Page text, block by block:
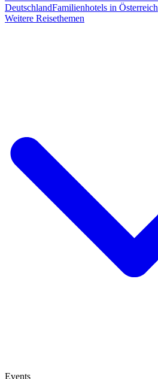
DeutschlandFamilienhotels in Österreich
Weitere Reisethemen
Events